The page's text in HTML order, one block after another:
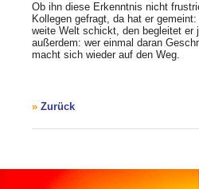
Ob ihn diese Erkenntnis nicht
Kollegen gefragt, da hat er
weite Welt schickt, den begleitet er
außerdem: wer einmal daran
macht sich wieder auf den Weg.
Zurück